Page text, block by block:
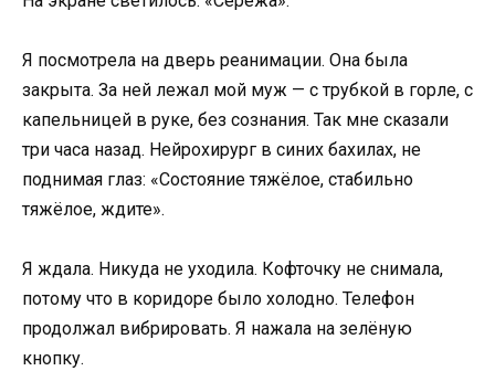
Я посмотрела на дверь реанимации. Она была
закрыта. За ней лежал мой муж — с трубкой в горле, с
капельницей в руке, без сознания. Так мне сказали
три часа назад. Нейрохирург в синих бахилах, не
поднимая глаз: «Состояние тяжёлое, стабильно
тяжёлое, ждите».
Я ждала. Никуда не уходила. Кофточку не снимала,
потому что в коридоре было холодно. Телефон
продолжал вибрировать. Я нажала на зелёную
кнопку.